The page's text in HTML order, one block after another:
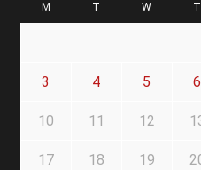
M T W T
3 4 5 6
10 11 12
17 18 19